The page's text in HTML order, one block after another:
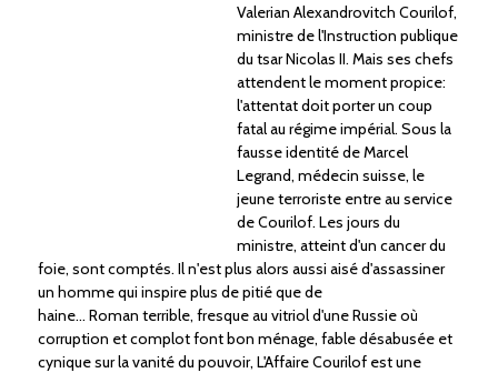
Valerian Alexandrovitch Courilof,
ministre de l'Instruction publique
du tsar Nicolas II. Mais ses chefs
attendent le moment propice:
l'attentat doit porter un coup
fatal au régime impérial. Sous la
fausse identité de Marcel
Legrand, médecin suisse, le
jeune terroriste entre au service
de Courilof. Les jours du
ministre, atteint d'un cancer du
foie, sont comptés. Il n'est plus alors aussi aisé d'assassiner
un homme qui inspire plus de pitié que de
haine... Roman terrible, fresque au vitriol d'une Russie où
corruption et complot font bon ménage, fable désabusée et
cynique sur la vanité du pouvoir, L'Affaire Courilof est une